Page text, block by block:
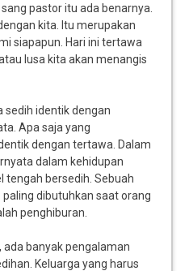
pastor itu ada benarnya.
kita. Itu merupakan
siapapun. Hari ini tertawa
lusa kita akan menangis
sedih identik dengan
Apa saja yang
dengan tertawa. Dalam
dalam kehidupan
tengah bersedih. Sebuah
dibutuhkan saat orang
penghiburan.
ada banyak pengalaman
Keluarga yang harus